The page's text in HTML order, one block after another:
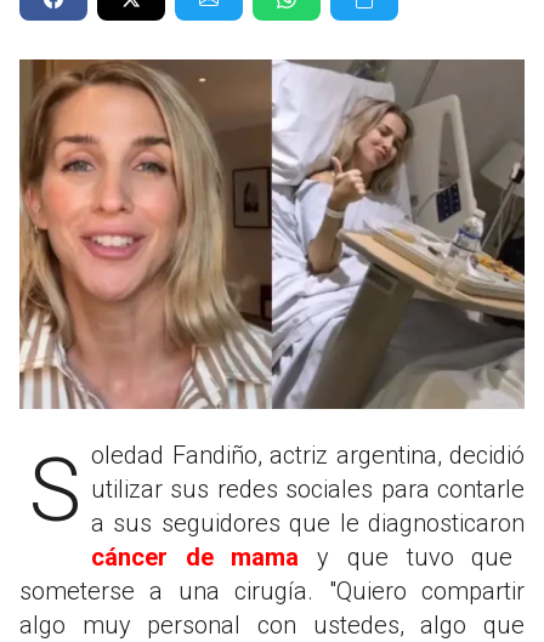
Soledad Fandiño, actriz argentina, decidió utilizar sus redes sociales para contarle
a sus seguidores que le diagnosticaron
cáncer de mamay que tuvo que
someterse a una cirugía. "Quiero compartir
algo muy personal con ustedes, algo que